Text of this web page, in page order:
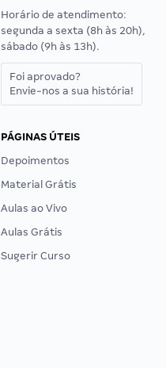
Horário de atendimento:
segunda a sexta (8h às 20h),
sábado (9h às 13h).
Foi aprovado?
Envie-nos a sua história!
PÁGINAS ÚTEIS
Depoimentos
Material Grátis
Aulas ao Vivo
Aulas Grátis
Sugerir Curso